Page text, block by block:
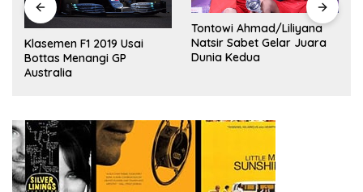
Klasemen F1 2019 Usai
Bottas Menangi GP
Australia
Tontowi Ahmad/Liliyana
Natsir Sabet Gelar Juara
Dunia Kedua